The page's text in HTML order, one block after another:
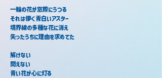
一輪の花が窓際にうつる
それは儚く青白いアスター
境界線の多種な花に消え
失ったうちに理由を求めてた
解けない
問えない
青い花が心に灯る